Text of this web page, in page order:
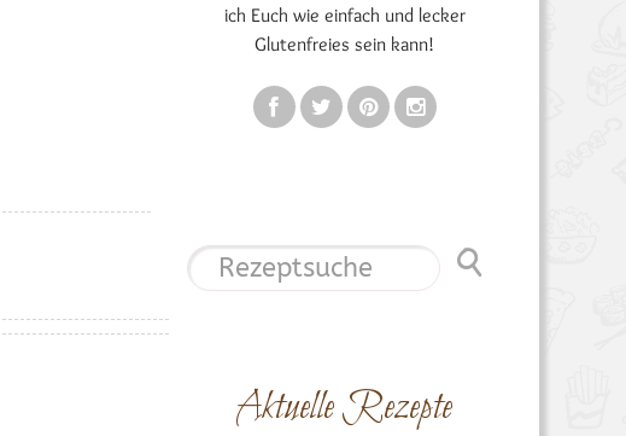
ich Euch wie einfach und lecker
Glutenfreies sein kann!
Aktuelle Rezepte